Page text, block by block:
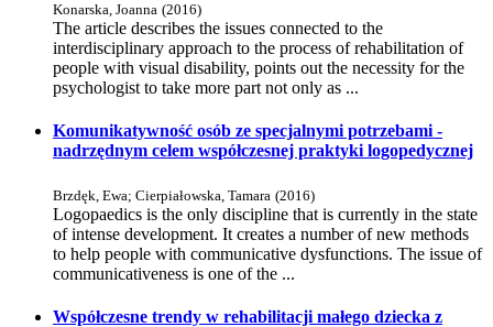
Konarska, Joanna (2016)
The article describes the issues connected to the
interdisciplinary approach to the process of rehabilitation of
people with visual disability, points out the necessity for the
psychologist to take more part not only as ...
Komunikatywność osób ze specjalnymi potrzebami -
nadrzędnym celem współczesnej praktyki logopedycznej
Brzdęk, Ewa; Cierpiałowska, Tamara (2016)
Logopaedics is the only discipline that is currently in the state
of intense development. It creates a number of new methods
to help people with communicative dysfunctions. The issue of
communicativeness is one of the ...
Współczesne trendy w rehabilitacji małego dziecka z